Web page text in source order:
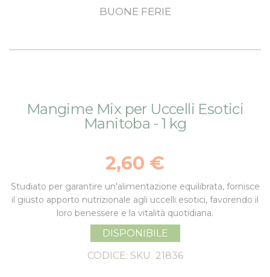
BUONE FERIE
all'inizioMangime Mix per Uccelli Esotici
Manitoba - 1 kg
2,60 €
Studiato per garantire un'alimentazione equilibrata, fornisce
il giusto apporto nutrizionale agli uccelli esotici, favorendo il
loro benessere e la vitalità quotidiana.
DISPONIBILE
CODICE: SKU 21836